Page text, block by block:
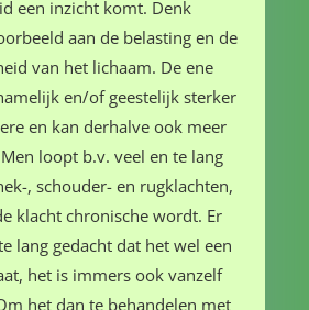
een inzicht komt. Denk
aan de belasting en de
van het lichaam. De ene
en/of geestelijk sterker
en kan derhalve ook meer
loopt b.v. veel en te lang
, schouder- en rugklachten,
klacht chronische wordt. Er
lang gedacht dat het wel een
het is immers ook vanzelf
het dan te behandelen met